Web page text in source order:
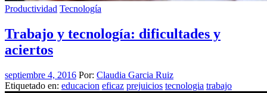
Productividad Tecnología
Trabajo y tecnología: dificultades y
aciertos
septiembre 4, 2016 Por: Claudia Garcia Ruiz
Etiquetado en: educacion eficaz prejuicios tecnologia trabajo